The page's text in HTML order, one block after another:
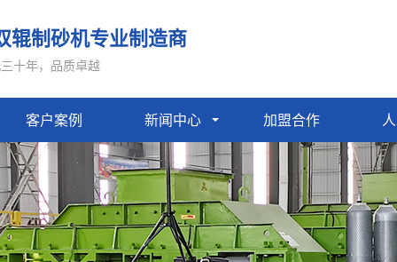
辊制砂机专业制造商
十年，品质卓越
客户案例 新闻中心 加盟合作